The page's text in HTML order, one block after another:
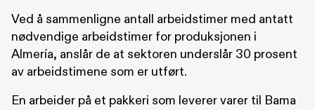
Ved å sammenligne antall arbeidstimer med antatt
nødvendige arbeidstimer for produksjonen i
Almería, anslår de at sektoren underslår 30 prosent
av arbeidstimene som er utført.
En arbeider på et pakkeri som leverer varer til Bama